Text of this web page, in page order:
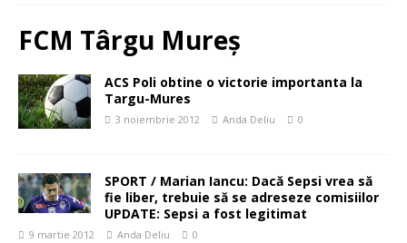
FCM Târgu Mureș
ACS Poli obtine o victorie importanta la
Targu-Mures
3 noiembrie 2012 Anda Deliu 0
SPORT / Marian Iancu: Dacă Sepsi vrea să
fie liber, trebuie să se adreseze comisiilor
UPDATE: Sepsi a fost legitimat
9 martie 2012 Anda Deliu 0